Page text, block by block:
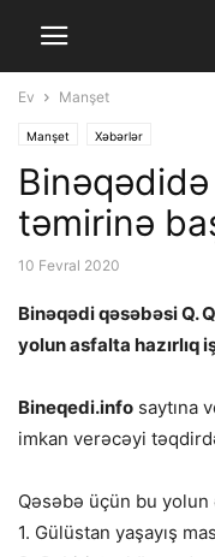
Ev Manşet
Manşet Xəbərlər
təmirinə
10 Fevral 2020
Binəqədi qəsəbəsi Q.
yolun asfalta hazırlıq
Bineqedi.info saytına
imkan verəcəyi
Qəsəbə üçün bu
1. Gülüstan yaşayış